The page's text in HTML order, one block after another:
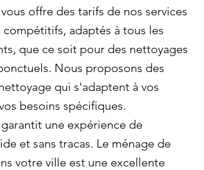
offre des tarifs de nos services
adaptés à tous les
que ce soit pour des nettoyages
Nous proposons des
qui s'adaptent à vos
besoins spécifiques.
une expérience de
et sans tracas. Le ménage de
votre ville est une excellente